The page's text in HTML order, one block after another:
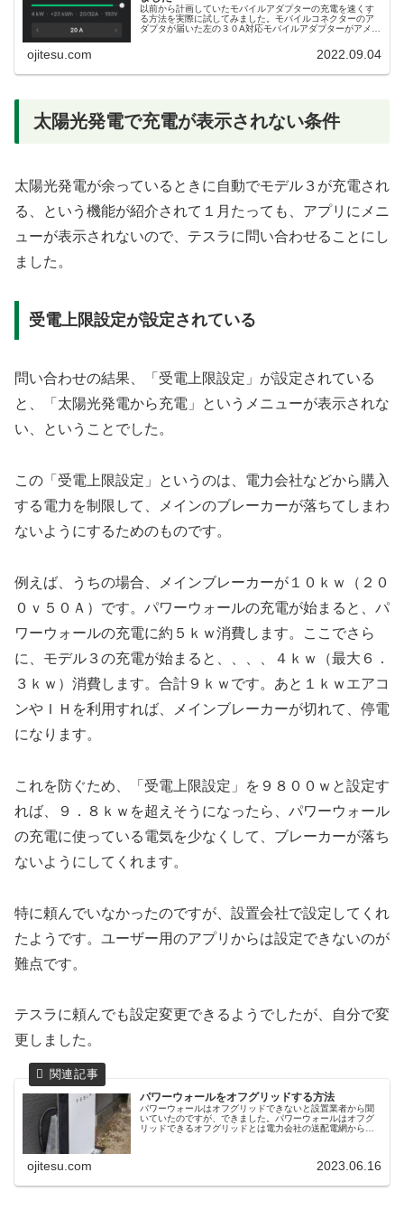
以前から計画していたモバイルアダプターの充電を速くす
る方法を実際に試してみました。モバイルコネクターのア
ダプタが届いた左の３０A対応モバイルアダプターがアメリ
ojitesu.com 2022.09.04
太陽光発電で充電が表示されない条件
太陽光発電が余っているときに自動でモデル３が充電され
る、という機能が紹介されて１月たっても、アプリにメニ
ューが表示されないので、テスラに問い合わせることにし
ました。
受電上限設定が設定されている
問い合わせの結果、「受電上限設定」が設定されている
と、「太陽光発電から充電」というメニューが表示されな
い、ということでした。
この「受電上限設定」というのは、電力会社などから購入
する電力を制限して、メインのブレーカーが落ちてしまわ
ないようにするためのものです。
例えば、うちの場合、メインブレーカーが１０ｋｗ（２０
０ｖ５０Ａ）です。パワーウォールの充電が始まると、パ
ワーウォールの充電に約５ｋｗ消費します。ここでさら
に、モデル３の充電が始まると、、、、４ｋｗ（最大６．
３ｋｗ）消費します。合計９ｋｗです。あと１ｋｗエアコ
ンやＩＨを利用すれば、メインブレーカーが切れて、停電
になります。
これを防ぐため、「受電上限設定」を９８００ｗと設定す
れば、９．８ｋｗを超えそうになったら、パワーウォール
の充電に使っている電気を少なくして、ブレーカーが落ち
ないようにしてくれます。
特に頼んでいなかったのですが、設置会社で設定してくれ
たようです。ユーザー用のアプリからは設定できないのが
難点です。
テスラに頼んでも設定変更できるようでしたが、自分で変
更しました。
パワーウォールをオフグリッドする方法
パワーウォールはオフグリッドできないと設置業者から聞
いていたのですが、できました。パワーウォールはオフグ
リッドできるオフグリッドとは電力会社の送配電網から離
ojitesu.com 2023.06.16